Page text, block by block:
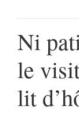
Ni
le
lit